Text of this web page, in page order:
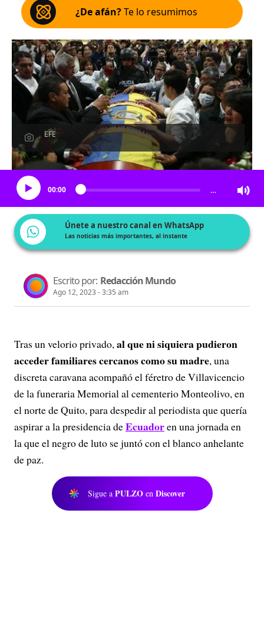
¿De afán?Te lo resumimos
EFE
Escucha el artículo
00:00 …
Únete a nuestro canal en WhatsApp
Las noticias más importantes, al instante
Escrito por: Redacción Mundo
Ago 12, 2023 - 3:35 am
Tras un velorio privado,al que ni siquiera pudieron
acceder familiares cercanos como su madre, una
discreta caravana acompañó el féretro de Villavicencio
de la funeraria Memorial al cementerio Monteolivo, en
el norte de Quito, para despedir al periodista que quería
aspirar a la presidencia deEcuadoren una jornada en
la que el negro de luto se juntó con el blanco anhelante
de paz.
Sigue a PULZO en Discover